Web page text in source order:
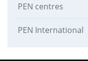
PEN centres
PEN International